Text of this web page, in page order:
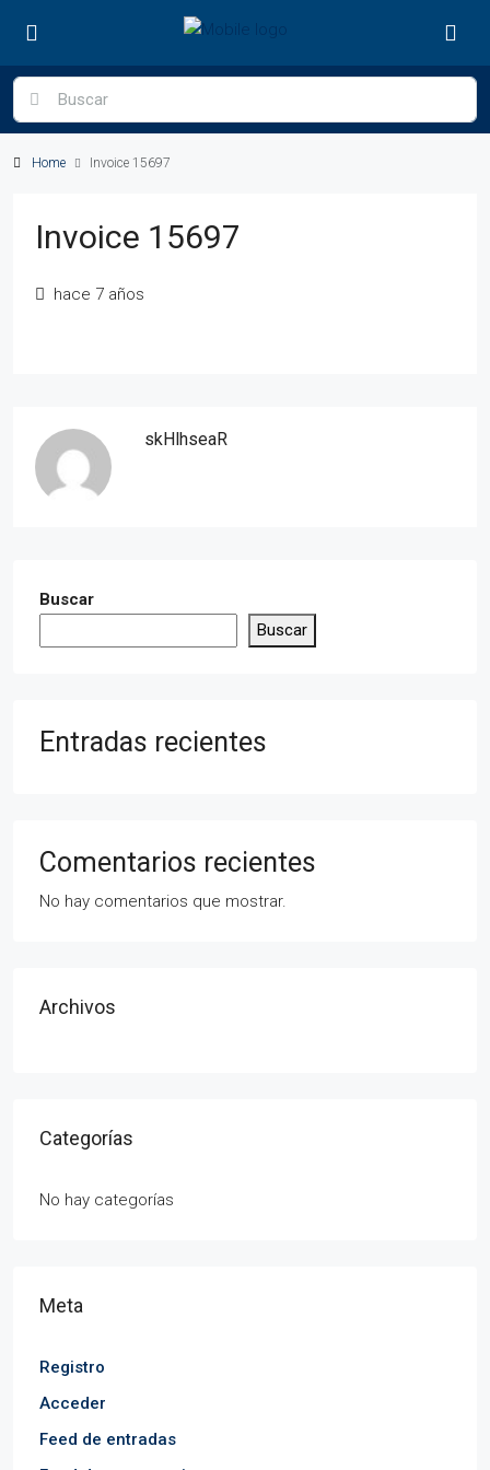
Home Invoice 15697
Invoice 15697
hace 7 años
skHlhseaR
Buscar
Buscar
Entradas recientes
Comentarios recientes
No hay comentarios que mostrar.
Archivos
Categorías
No hay categorías
Meta
Registro
Acceder
Feed de entradas